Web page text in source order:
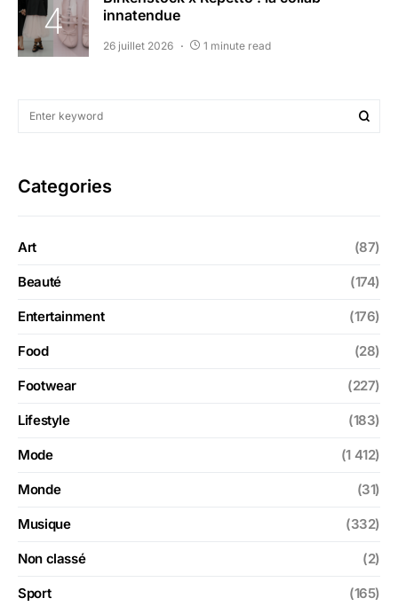
innatendue
26 juillet 2026 1 minute read
Categories
Art (87)
Beauté (174)
Entertainment (176)
Food (28)
Footwear (227)
Lifestyle (183)
Mode (1 412)
Monde (31)
Musique (332)
Non classé (2)
Sport (165)